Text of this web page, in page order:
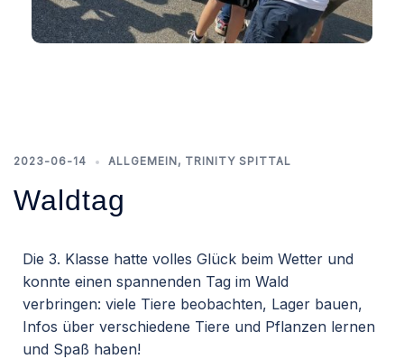
2023-06-14 ALLGEMEIN, TRINITY SPITTAL
Waldtag
Die 3. Klasse hatte volles Glück beim Wetter und
konnte einen spannenden Tag im Wald
verbringen: viele Tiere beobachten, Lager bauen,
Infos über verschiedene Tiere und Pflanzen lernen
und Spaß haben!